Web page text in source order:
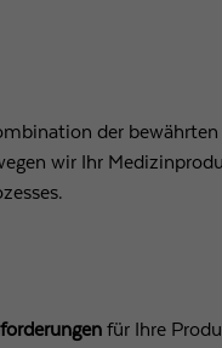
der
wir Ihr
für Ihre